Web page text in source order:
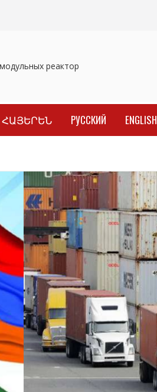
реакторов
ՀԱՅԵՐԵՆ РУССКИЙ ENGLISH